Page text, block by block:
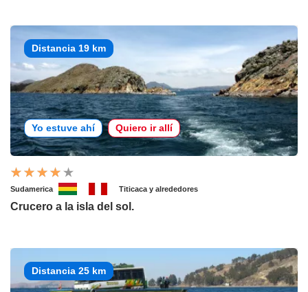
Distancia 19 km
Yo estuve ahí Quiero ir allí
Sudamerica Titicaca y alrededores
Crucero a la isla del sol.
Distancia 25 km